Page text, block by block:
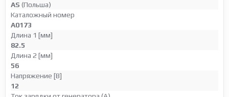
AS (Польша)
Каталожный номер
A0173
Длина 1 [мм]
82.5
Длина 2 [мм]
56
Напряжение [В]
12